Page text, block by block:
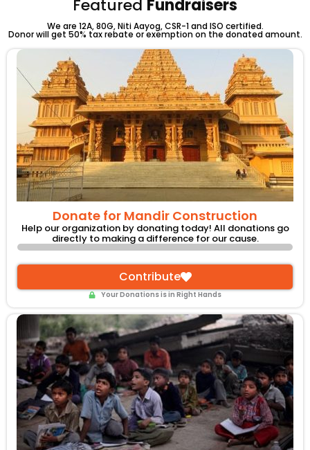
Featured Fundraisers
We are 12A, 80G, Niti Aayog, CSR-1 and ISO certified.
Donor will get 50% tax rebate or exemption on the donated amount.
Donate for Mandir Construction
Help our organization by donating today! All donations go
directly to making a difference for our cause.
Contribute
Your Donations is in Right Hands